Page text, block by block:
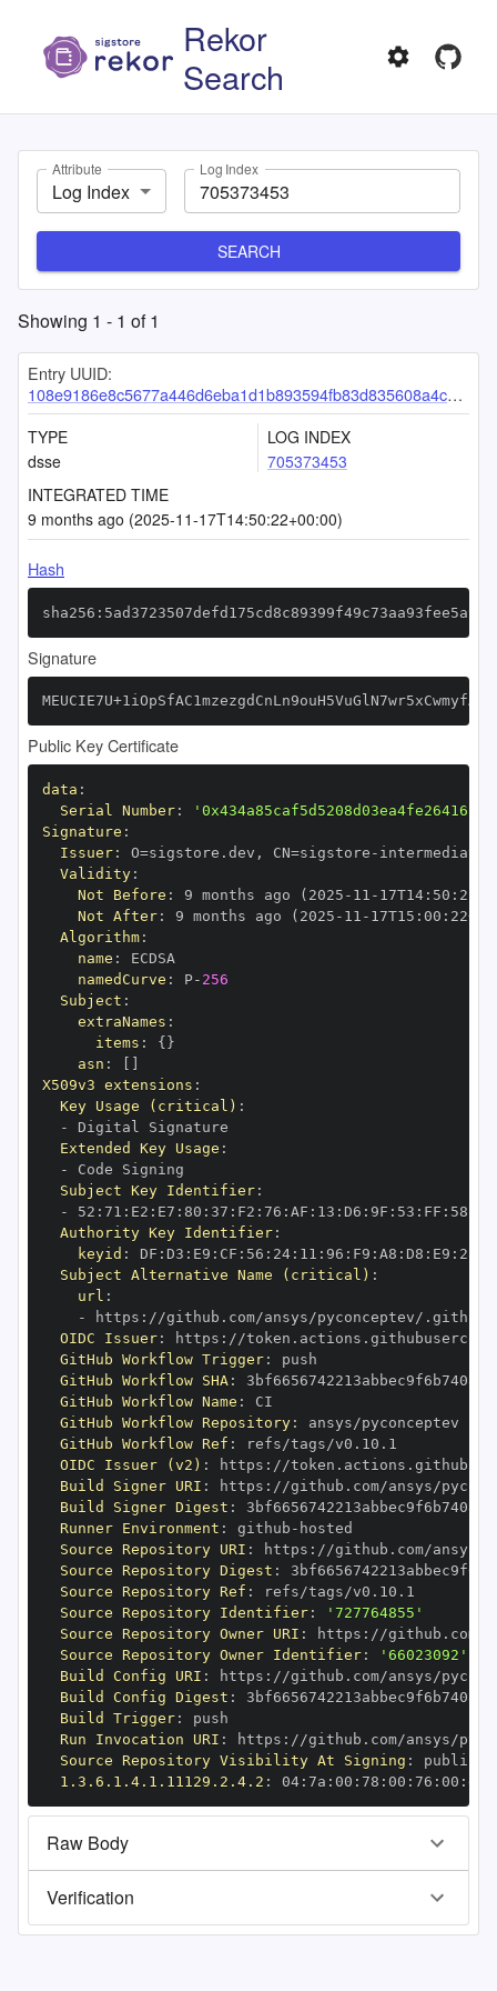
Rekor
Search
Attribute
Log Index
Log Index
SEARCH
Showing 1 - 1 of1
Entry UUID:
108e9186e8c5677a446d6eba1d1b893594fb83d835608a4c1656d9aa981e39b11f22dea9a21c9af3
TYPE
dsse
LOG INDEX
705373453
INTEGRATED TIME
9 months ago (2025-11-17T14:50:22+00:00)
Hash
Signature
Public Key Certificate
data :
Serial Number:
Signature :
Issuer: O=sigstore.dev , CN=sigstore -
Validity:
Not Before : 9 months ago (2025 - 11 - 17T14: 50 :
Not After: 9 months ago (2025 - 11 - 17T15 : 00 : 22+00
Algorithm:
name :
namedCurve : P- 256
Subject :
extraNames :
items : { }
asn :
X509v3 extensions :
Key Usage (critical) :
-
Extended Key Usage :
-
Subject Key Identifier:
-
52 : 71 : E2 : E7 : 80 : 37 : F2 : 76 : AF : 13 : D6 : 9F : 53 : FF : 58
Authority Key Identifier:
keyid : DF : D3 : E9 : CF : 56 : 24: 11 : 96 : F9 : A8 : D8 : E9 : 28
Subject Alternative Name (critical) :
url :
-
https :
OIDC Issuer: https :
GitHub Workflow Trigger:
GitHub Workflow SHA:
GitHub Workflow Name :
GitHub Workflow Repository:
GitHub Workflow Ref :
OIDC Issuer (v2) : https :
Build Signer URI : https :
Build Signer Digest :
Runner Environment : github -
Source Repository URI : https :
Source Repository Digest :
Source Repository Ref :
Source Repository Identifier:
'727764855'
Source Repository Owner URI : https :
Source Repository Owner Identifier:
'66023092'
Build Config URI : https :
Build Config Digest :
Build Trigger:
Run Invocation URI : https :
Source Repository Visibility At Signing :
1.3.6.1.4.1.11129.2.4.2 : 04: 7a : 00 : 78 : 00 : 76 : 00 : dd
Raw Body
Verification